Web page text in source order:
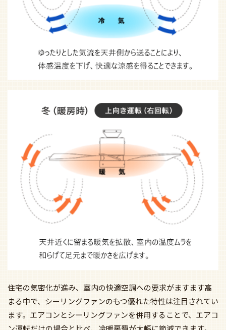
住宅の気密化が進み、室内の快適空調への要求がますます高
まる中で、シーリングファンのもつ優れた特性は注目されてい
ます。エアコンとシーリングファンを併用することで、エアコ